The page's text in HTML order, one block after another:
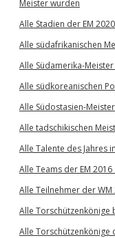
Meister wurden
Alle Stadien der EM 2020
Alle südafrikanischen
Alle Südamerika-
Alle südkoreanischen
Alle Südostasien-Meister
Alle tadschikischen
Alle Talente des Jahres
Alle Teams der EM
Alle Teilnehmer der WM
Alle Torschützenkönige
Alle Torschützenkönige